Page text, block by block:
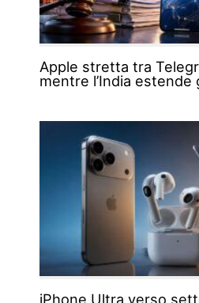
Apple stretta tra
mentre l’India estende
iPhone Ultra verso